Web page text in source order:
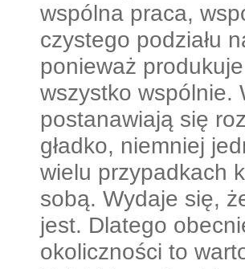
wspólna praca,
czystego podziału
ponieważ
wszystko wspólnie.
postanawiają się
gładko, niemniej
wielu przypadkach
sobą. Wydaje się,
jest. Dlatego
okoliczności to